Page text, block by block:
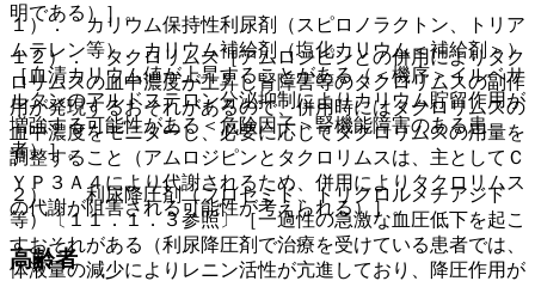
明である）］。
１２）． タクロリムス［アムロジピンとの併用によりタク
ロリムスの血中濃度が上昇し腎障害等のタクロリムスの副作
用が発現するおそれがあるので、併用時にはタクロリムスの
血中濃度をモニターし、必要に応じてタクロリムスの用量を
調整すること（アムロジピンとタクロリムスは、主としてＣ
ＹＰ３Ａ４により代謝されるため、併用によりタクロリムス
の代謝が阻害される可能性が考えられる）］。
高齢者
１）． カリウム保持性利尿剤（スピロノラクトン、トリア
ムテレン等）、カリウム補給剤（塩化カリウム＜補給剤＞）
［血清カリウム値が上昇することがある（＜機序＞イルベサ
ルタンのアルドステロン分泌抑制によりカリウム貯留作用が
増強する可能性がある＜危険因子＞腎機能障害のある患
者）］。
２）． 利尿降圧剤（フロセミド、トリクロルメチアジド
等）〔１１．１．３参照〕［一過性の急激な血圧低下を起こ
すおそれがある（利尿降圧剤で治療を受けている患者では、
体液量の減少によりレニン活性が亢進しており、降圧作用が